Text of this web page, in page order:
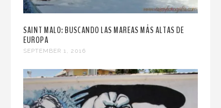
SAINT MALO: BUSCANDO LAS MAREAS MÁS ALTAS DE
EUROPA
SEPTEMBER 1, 2016